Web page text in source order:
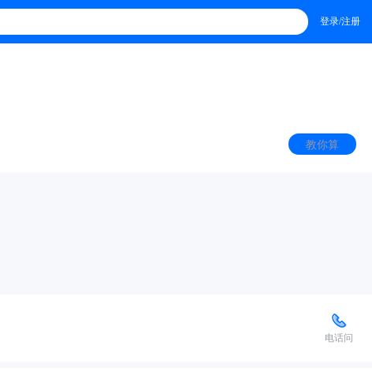
登录/注册
教你算
电话问